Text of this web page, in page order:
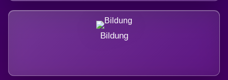
Bildung